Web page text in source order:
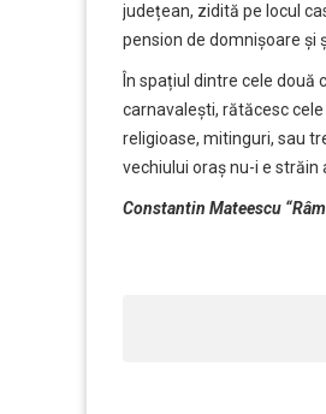
județean, zidită pe locul
pension de domnișoare și
În spațiul dintre cele
carnavalești, rătăcesc
religioase, mitinguri, sau
vechiului oraș nu-i e
Constantin Mateescu